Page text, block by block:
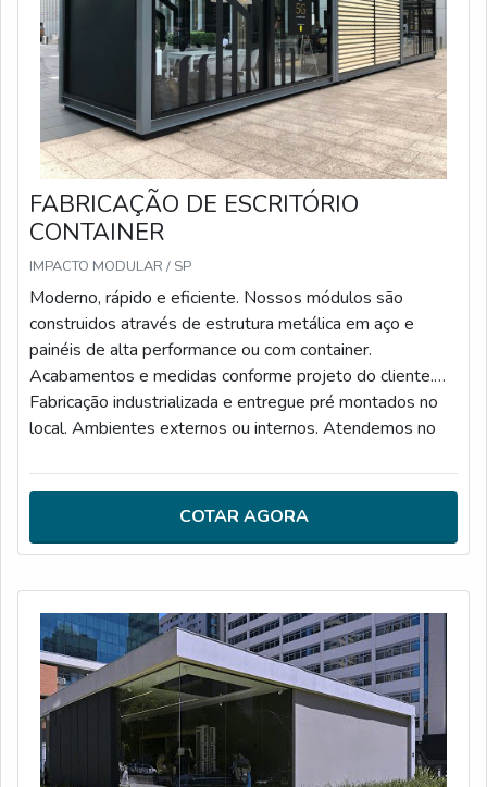
FABRICAÇÃO DE ESCRITÓRIO
CONTAINER
IMPACTO MODULAR / SP
Moderno, rápido e eficiente. Nossos módulos são
construidos através de estrutura metálica em aço e
painéis de alta performance ou com container.
Acabamentos e medidas conforme projeto do cliente.
Fabricação industrializada e entregue pré montados no
local. Ambientes externos ou internos. Atendemos no
Atendemos todas as normas da construção civil e você
pode utilizar os módulos para um ambiente provisório ou
COTAR AGORA